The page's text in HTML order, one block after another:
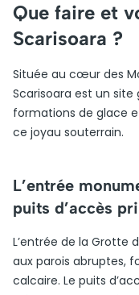
Que faire et
Scarisoara ?
Située au cœur des
Scarisoara est un site
formations de glace
ce joyau souterrain.
L’entrée
puits d’accès
L’entrée de la Grotte
aux parois abruptes,
calcaire. Le puits